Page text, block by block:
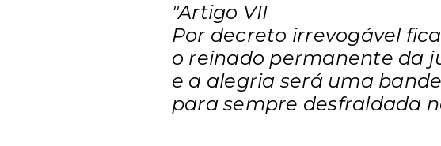
"Artigo VII
Por decreto irrevogável
o reinado permanente da
e a alegria será uma
para sempre desfraldada